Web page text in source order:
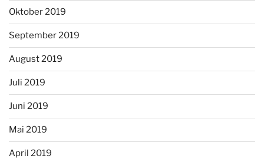
Oktober 2019
September 2019
August 2019
Juli 2019
Juni 2019
Mai 2019
April 2019